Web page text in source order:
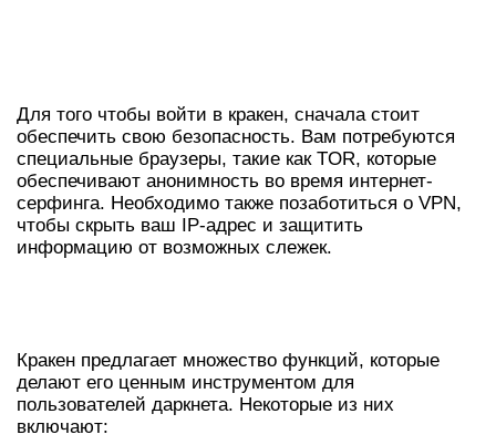
Для того чтобы войти в кракен, сначала стоит
обеспечить свою безопасность. Вам потребуются
специальные браузеры, такие как TOR, которые
обеспечивают анонимность во время интернет-
серфинга. Необходимо также позаботиться о VPN,
чтобы скрыть ваш IP-адрес и защитить
информацию от возможных слежек.
Кракен предлагает множество функций, которые
делают его ценным инструментом для
пользователей даркнета. Некоторые из них
включают: